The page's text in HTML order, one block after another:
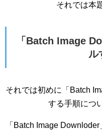
それでは本
「Batch Image
ル
それでは初めに「Batch
する手順につ
「Batch Image